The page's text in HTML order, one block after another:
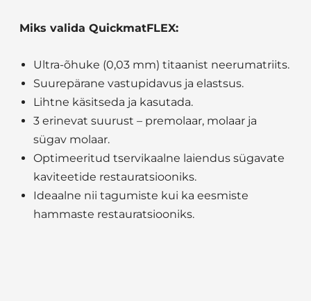
Miks valida QuickmatFLEX:
Ultra-õhuke (0,03 mm) titaanist neerumatriits.
Suurepärane vastupidavus ja elastsus.
Lihtne käsitseda ja kasutada.
3 erinevat suurust – premolaar, molaar ja
sügav molaar.
Optimeeritud tservikaalne laiendus sügavate
kaviteetide restauratsiooniks.
Ideaalne nii tagumiste kui ka eesmiste
hammaste restauratsiooniks.